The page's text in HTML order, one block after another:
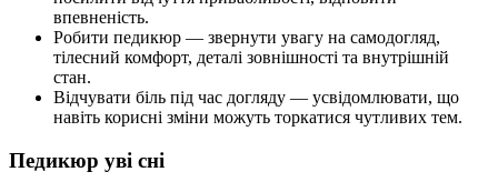
впевненість.
Робити педикюр — звернути увагу на самодогляд,
тілесний комфорт, деталі зовнішності та внутрішній
стан.
Відчувати біль під час догляду — усвідомлювати, що
навіть корисні зміни можуть торкатися чутливих тем.
Педикюр уві сні